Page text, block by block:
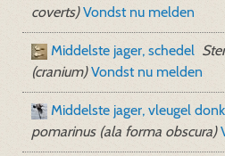
coverts) Vondst nu melden
Middelste jager, schedel
(cranium) Vondst nu melden
Middelste jager, vleugel
pomarinus (ala forma obscura)